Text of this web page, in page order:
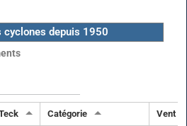
cyclones depuis 1950
Catégorie Vent (